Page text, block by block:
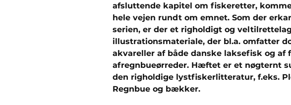
afsluttende kapitel om fiskeretter,
hele vejen rundt om emnet. Som der
serien, er der et righoldigt og
illustrationsmateriale, der bl.a. omfatter
akvareller af både danske laksefisk og af
afregnbueørreder. Hæftet er et nøgternt
den righoldige lystfiskerlitteratur, f.eks.
Regnbue og bækker.